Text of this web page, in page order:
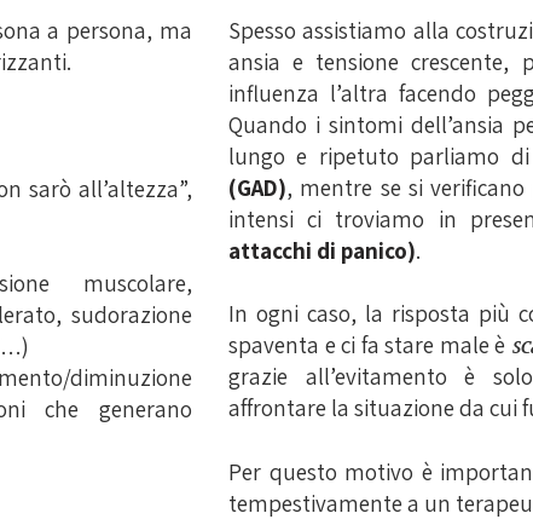
a persona, ma
sarò all’altezza”,
muscolare,
sudorazione
diminuzione
che generano
Spesso assistiamo alla
ansia e tensione crescente,
influenza l’altra facendo
Quando i sintomi dell’ansia
lungo e ripetuto parliamo di
(GAD), mentre se si
intensi ci troviamo in
attacchi di panico).
In ogni caso, la risposta più
spaventa e ci fa stare male è
grazie all’evitamento è
affrontare la situazione da cui
Per questo motivo è
tempestivamente a un